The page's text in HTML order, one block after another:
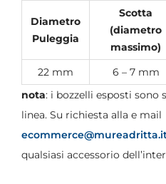
Diametro
Puleggia
Scotta
(diametro
massimo)
22 mm
6 – 7 mm
nota: i bozzelli esposti sono
linea. Su richiesta alla e mail
qualsiasi accessorio